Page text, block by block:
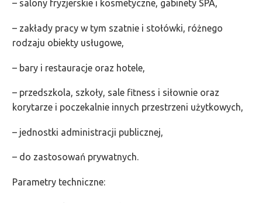
– salony fryzjerskie i kosmetyczne, gabinety SPA,
– zakłady pracy w tym szatnie i stołówki, różnego
rodzaju obiekty usługowe,
– bary i restauracje oraz hotele,
– przedszkola, szkoły, sale fitness i siłownie oraz
korytarze i poczekalnie innych przestrzeni użytkowych,
– jednostki administracji publicznej,
– do zastosowań prywatnych.
Parametry techniczne: